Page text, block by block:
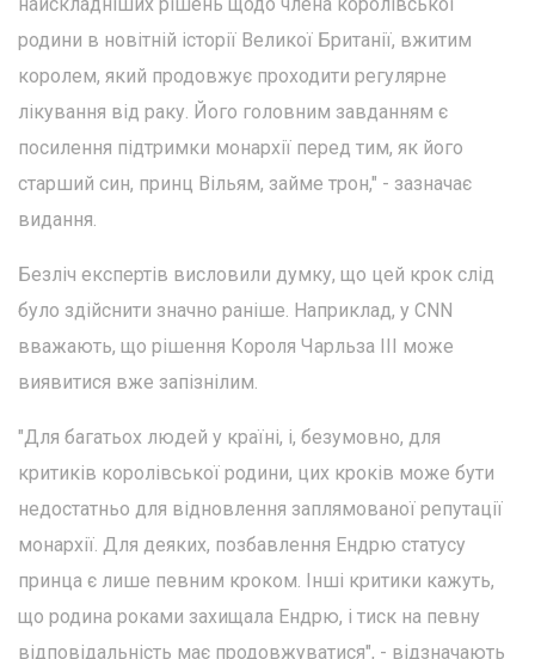
родини в новітній історії Великої Британії, вжитим
королем, який продовжує проходити регулярне
лікування від раку. Його головним завданням є
посилення підтримки монархії перед тим, як його
старший син, принц Вільям, займе трон," - зазначає
видання.
Безліч експертів висловили думку, що цей крок слід
було здійснити значно раніше. Наприклад, у CNN
вважають, що рішення Короля Чарльза ІІІ може
виявитися вже запізнілим.
"Для багатьох людей у країні, і, безумовно, для
критиків королівської родини, цих кроків може бути
недостатньо для відновлення заплямованої репутації
монархії. Для деяких, позбавлення Ендрю статусу
принца є лише певним кроком. Інші критики кажуть,
що родина роками захищала Ендрю, і тиск на певну
відповідальність має продовжуватися", - відзначають